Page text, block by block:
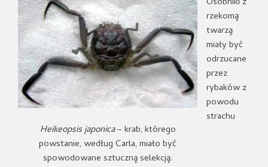
Heikeopsis japonica– krab, którego
powstanie, według Carla, miało być
spowodowane sztuczną selekcją.
rzekomą
twarzą
miały być
odrzucane
przez
rybaków z
powodu
strachu